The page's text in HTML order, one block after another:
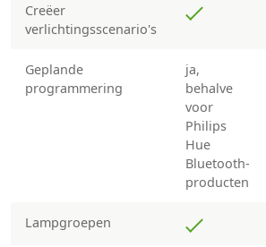
Creëer
verlichtingsscenario's
Geplande
programmering
ja,
behalve
voor
Philips
Hue
Bluetooth-
producten
Lampgroepen